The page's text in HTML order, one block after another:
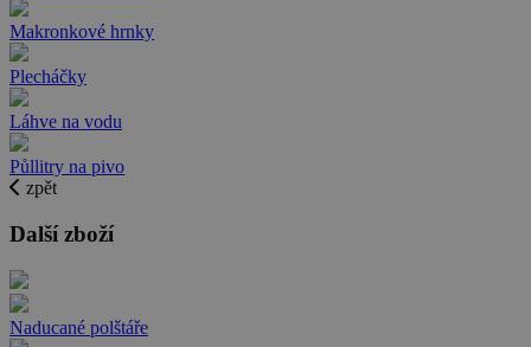
Makronkové hrnky
Plecháčky
Láhve na vodu
Půllitry na pivo
zpět
Další zboží
Naducané polštáře